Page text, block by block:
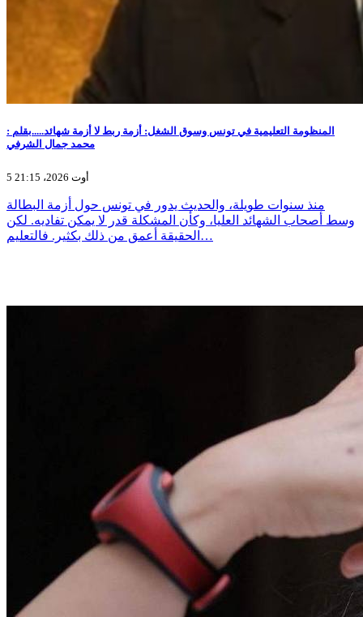
المنظومة التعليمية في تونس وسوق الشغل: أزمة ربط لا أزمة شهائد.....بقلم :
محمد جمال الشرفي
5 أوت 2026، 21:15
منذ سنوات طويلة، والحديث يدور في تونس حول أزمة البطالة
وسط أصحاب الشهائد العليا، وكأن المشكلة قدر لا يمكن تفاديه. لكن
الحقيقة أعمق من ذلك بكثير. فالتعليم…